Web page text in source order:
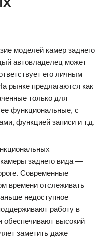
моделей камер заднего
автовладелец может
его личным
рынке предлагаются как
только для
функциональные, с
функцией записи и т.д.
заднего вида —
Современные
времени отслеживать
недоступное
работу в
обеспечивают высокий
заметить даже